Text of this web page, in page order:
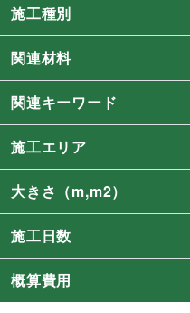
施工種別
関連材料
関連キーワード
施工エリア
大きさ （m,m2）
施工日数
概算費用